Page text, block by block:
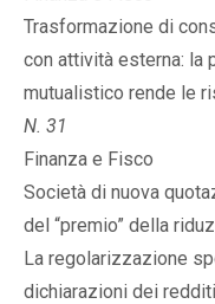
Trasformazione di
con attività esterna: la
mutualistico rende le
N. 31
Finanza e Fisco
Società di nuova
del “premio” della
La regolarizzazione
dichiarazioni dei